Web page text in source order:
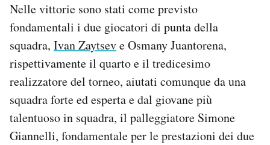
Nelle vittorie sono stati come previsto
fondamentali i due giocatori di punta della
squadra, Ivan Zaytseve Osmany Juantorena,
rispettivamente il quarto e il tredicesimo
realizzatore del torneo, aiutati comunque da una
squadra forte ed esperta e dal giovane più
talentuoso in squadra, il palleggiatore Simone
Giannelli, fondamentale per le prestazioni dei due